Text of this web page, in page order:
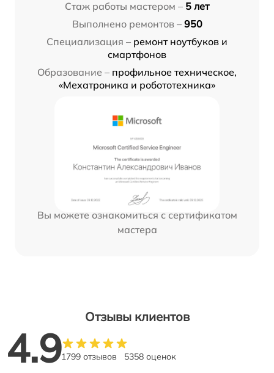
Стаж работы мастером – 5 лет
Выполнено ремонтов – 950
Специализация – ремонт ноутбуков и
смартфонов
Образование – профильное техническое,
«Мехатроника и робототехника»
Вы можете ознакомиться с сертификатом
мастера
Отзывы клиентов
4.91799 отзывов 5358 оценок